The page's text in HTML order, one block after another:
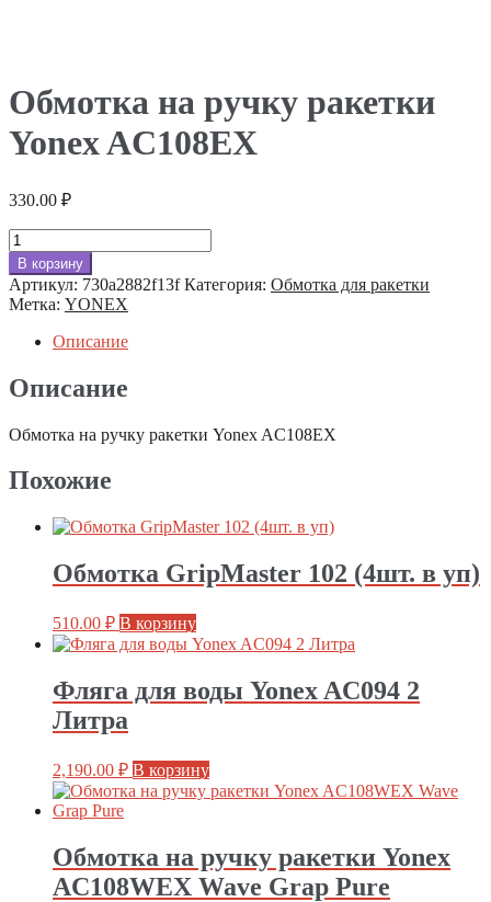
Обмотка на ручку ракетки
Yonex AC108EX
330.00 ₽
Количество
товара
Обмотка
на
ручку
ракетки
AC108EX
В корзину
Артикул: 730a2882f13f Категория: Обмотка для ракетки
Метка: YONEX
Описание
Описание
Обмотка на ручку ракетки Yonex AC108EX
Похожие
Обмотка GripMaster 102 (4шт. в уп)
510.00 ₽ В корзину
Фляга для воды Yonex AC094 2
Литра
2,190.00 ₽ В корзину
Обмотка на ручку ракетки Yonex
AC108WEX Wave Grap Pure